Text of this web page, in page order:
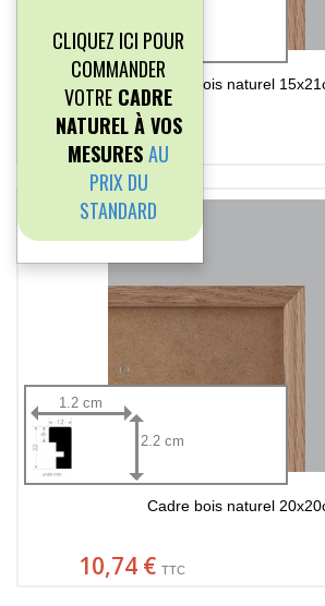
CLIQUEZ ICI POUR
COMMANDER
VOTRE CADRE
NATUREL À VOS
MESURESAU
PRIX DU
STANDARD
Cadre bois naturel
10,49 € TTC
1.2 cm
2.2 cm
Cadre bois naturel
10,74 € TTC